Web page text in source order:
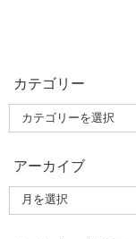
カテゴリー
アーカイブ